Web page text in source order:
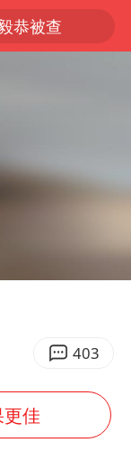
恭被查
地震致1死
板块大涨
大跌
赛全军覆没
403
佳